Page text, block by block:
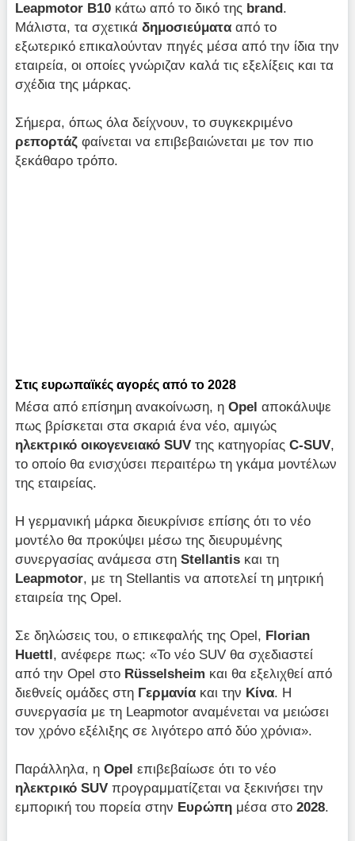
Leapmotor B10 κάτω από το δικό της brand .
Μάλιστα, τα σχετικάδημοσιεύματα από το
εξωτερικό επικαλούνταν πηγές μέσα από την ίδια την
εταιρεία, οι οποίες γνώριζαν καλά τις εξελίξεις και τα
σχέδια της μάρκας.
Σήμερα, όπως όλα δείχνουν, το συγκεκριμένο
ρεπορτάζ φαίνεται να επιβεβαιώνεται με τον πιο
ξεκάθαρο τρόπο.
Στις ευρωπαϊκές αγορές από το 2028
Μέσα από επίσημη ανακοίνωση, ηOpel αποκάλυψε
πως βρίσκεται στα σκαριά ένα νέο, αμιγώς
ηλεκτρικό οικογενειακό SUV της κατηγορίαςC-SUV,
το οποίο θα ενισχύσει περαιτέρω τη γκάμα μοντέλων
της εταιρείας.
Η γερμανική μάρκα διευκρίνισε επίσης ότι το νέο
μοντέλο θα προκύψει μέσω της διευρυμένης
συνεργασίας ανάμεσα στηStellantis και τη
Leapmotor, με τη Stellantis να αποτελεί τη μητρική
εταιρεία της Opel.
Σε δηλώσεις του, ο επικεφαλής της Opel, Florian
Huettl , ανέφερε πως: «Το νέο SUV θα σχεδιαστεί
από την Opel στο Rüsselsheim και θα εξελιχθεί από
διεθνείς ομάδες στη Γερμανία και την Κίνα. Η
συνεργασία με τη Leapmotor αναμένεται να μειώσει
τον χρόνο εξέλιξης σε λιγότερο από δύο χρόνια».
Παράλληλα, ηOpel επιβεβαίωσε ότι το νέο
ηλεκτρικό SUV προγραμματίζεται να ξεκινήσει την
εμπορική του πορεία στην Ευρώπη μέσα στο2028.